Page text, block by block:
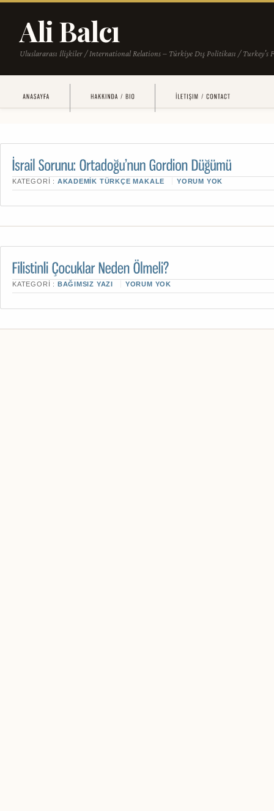
KATEGORI : AKADEMIK TÜRKÇE MAKALE YORUM YOK
KATEGORI : BAĞIMSIZ YAZI YORUM YOK